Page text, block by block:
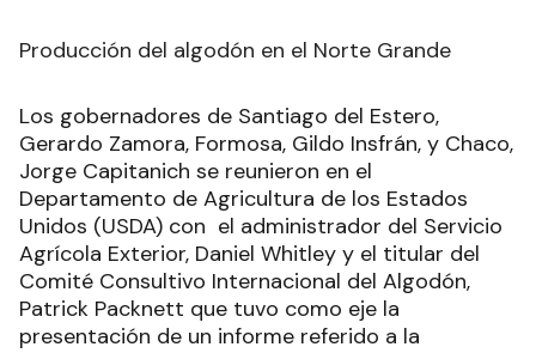
Producción del algodón en el Norte Grande
Los gobernadores de Santiago del Estero,
Gerardo Zamora, Formosa, Gildo Insfrán, y Chaco,
Jorge Capitanich se reunieron en el
Departamento de Agricultura de los Estados
Unidos (USDA) con el administrador del Servicio
Agrícola Exterior, Daniel Whitley y el titular del
Comité Consultivo Internacional del Algodón,
Patrick Packnett que tuvo como eje la
presentación de un informe referido a la